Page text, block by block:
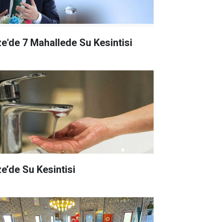
7 Mahallede Su Kesintisi
Su Kesintisi